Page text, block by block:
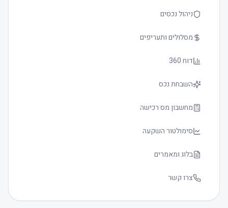
ניהול נכסים
מסלולים ותעריפים
דוח 360
השבחת נכס
מחשבון מס רכישה
סימולטור השקעה
בלוג ומאמרים
צרו קשר